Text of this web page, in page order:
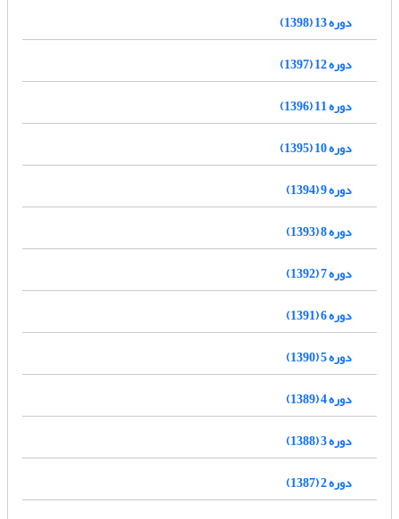
دوره 13 (1398)
دوره 12 (1397)
دوره 11 (1396)
دوره 10 (1395)
دوره 9 (1394)
دوره 8 (1393)
دوره 7 (1392)
دوره 6 (1391)
دوره 5 (1390)
دوره 4 (1389)
دوره 3 (1388)
دوره 2 (1387)